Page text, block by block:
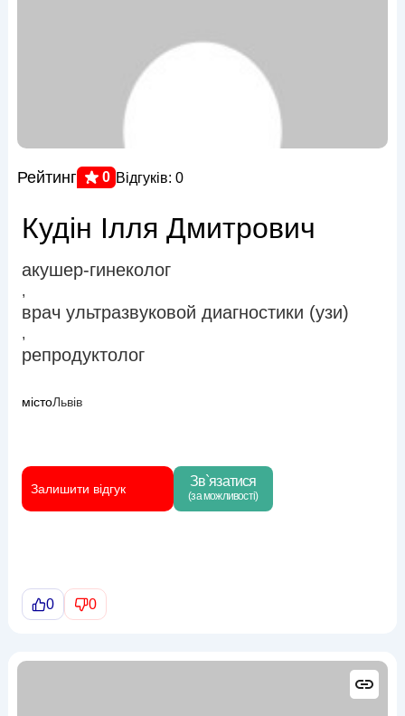
Рейтинг 0 Відгуків: 0
Кудін Ілля Дмитрович
акушер-гинеколог
,
врач ультразвуковой диагностики (узи)
,
репродуктолог
містоЛьвів
Залишити відгук Зв`язатися
(за можливості)
0 0